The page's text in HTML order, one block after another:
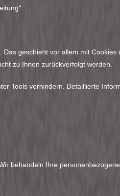
geschieht vor allem mit
zu Ihnen zurückverfolgt werden.
Tools verhindern. Detaillierte
behandeln Ihre